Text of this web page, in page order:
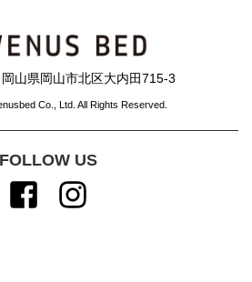
山県岡山市北区大内田715-3
Co., Ltd. All Rights Reserved.
FOLLOW US